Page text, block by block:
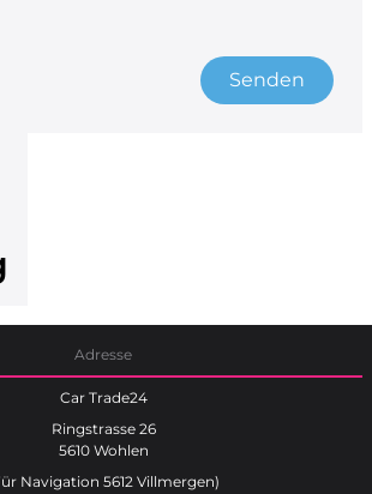
Senden
Adresse
Car Trade24
Ringstrasse 26
5610 Wohlen
Navigation 5612 Villmergen)